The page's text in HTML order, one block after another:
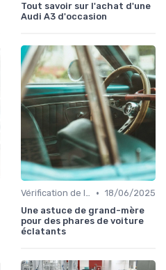
Tout savoir sur l'achat d'une
Audi A3 d'occasion
Vérification de l'Historique du Véhicule • 18/06/2025
Une astuce de grand-mère
pour des phares de voiture
éclatants